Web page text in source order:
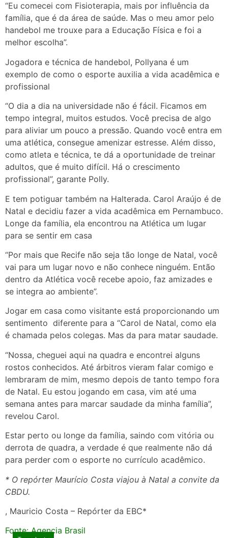
“Eu comecei com Fisioterapia, mais por influência da
família, que é da área de saúde. Mas o meu amor pelo
handebol me trouxe para a Educação Física e foi a
melhor escolha”.
Jogadora e técnica de handebol, Pollyana é um
exemplo de como o esporte auxilia a vida acadêmica e
profissional
“O dia a dia na universidade não é fácil. Ficamos em
tempo integral, muitos estudos. Você precisa de algo
para aliviar um pouco a pressão. Quando você entra em
uma atlética, consegue amenizar estresse. Além disso,
como atleta e técnica, te dá a oportunidade de treinar
adultos, que é muito difícil. Há o crescimento
profissional”, garante Polly.
E tem potiguar também na Halterada. Carol Araújo é de
Natal e decidiu fazer a vida acadêmica em Pernambuco.
Longe da família, ela encontrou na Atlética um lugar
para se sentir em casa
“Por mais que Recife não seja tão longe de Natal, você
vai para um lugar novo e não conhece ninguém. Então
dentro da Atlética você recebe apoio, faz amizades e
se integra ao ambiente”.
Jogar em casa como visitante está proporcionando um
sentimento diferente para a “Carol de Natal, como ela
é chamada pelos colegas. Mas da para matar saudade.
“Nossa, cheguei aqui na quadra e encontrei alguns
rostos conhecidos. Até árbitros vieram falar comigo e
lembraram de mim, mesmo depois de tanto tempo fora
de Natal. Eu estou jogando em casa, vim até uma
semana antes para marcar saudade da minha família”,
revelou Carol.
Estar perto ou longe da família, saindo com vitória ou
derrota de quadra, a verdade é que realmente não dá
para perder com o esporte no currículo acadêmico.
* O repórter Maurício Costa viajou à Natal a convite da
CBDU.
, Mauricio Costa – Repórter da EBC*
Fonte: Agencia Brasil